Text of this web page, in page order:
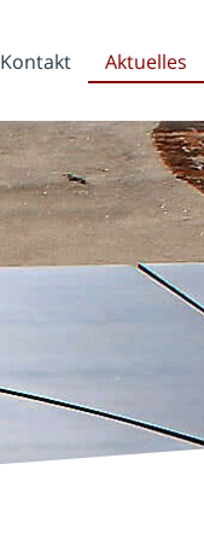
Kontakt Aktuelles